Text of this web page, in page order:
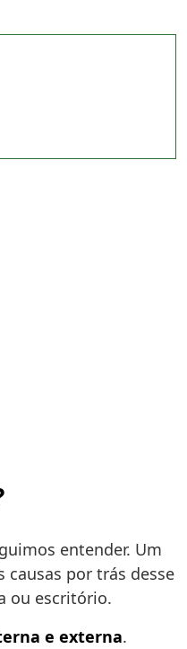
entender. Um
causas por trás desse
ou escritório.
e externa.